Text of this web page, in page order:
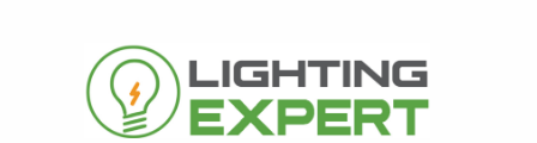
περιεχόμενο